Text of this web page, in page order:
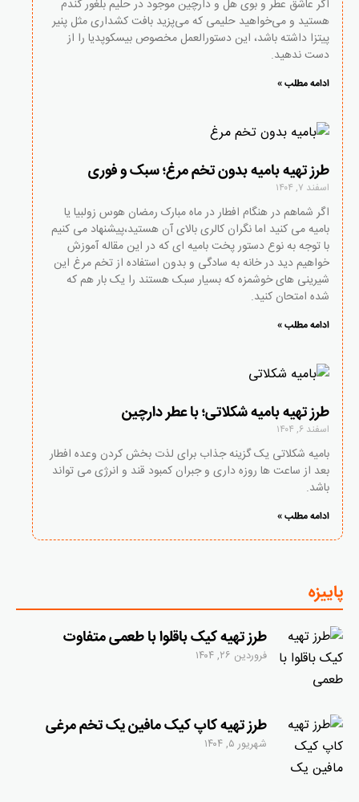
اگر عاشق عطر و بوی هل و دارچین موجود در حلیم بلغور گندم
هستید و می‌خواهید حلیمی که می‌پزید بافت کشداری مثل پنیر
پیتزا داشته باشد، این دستورالعمل مخصوص بیسکوپدیا را از
دست ندهید.
ادامه مطلب »
طرز تهیه بامیه بدون تخم مرغ؛ سبک و فوری
اسفند ۷, ۱۴۰۴
اگر شماهم در هنگام افطار در ماه مبارک رمضان هوس زولبیا یا
بامیه می کنید اما نگران کالری بالای آن هستید،پیشنهاد می کنیم
با توجه به نوع دستور پخت بامیه ای که در این مقاله آموزش
خواهیم دید در خانه به سادگی و بدون استفاده از تخم مرغ این
شیرینی های خوشمزه که بسیار سبک هستند را یک بار هم که
شده امتحان کنید.
ادامه مطلب »
طرز تهیه بامیه شکلاتی؛ با عطر دارچین
اسفند ۶, ۱۴۰۴
بامیه شکلاتی یک گزینه جذاب برای لذت بخش کردن وعده افطار
بعد از ساعت ها روزه داری و جبران کمبود قند و انرژی می تواند
باشد.
ادامه مطلب »
پاییزه
طرز تهیه کیک باقلوا با طعمی متفاوت
فروردین ۲۶, ۱۴۰۴
طرز تهیه کاپ کیک مافین یک تخم مرغی
شهریور ۵, ۱۴۰۴